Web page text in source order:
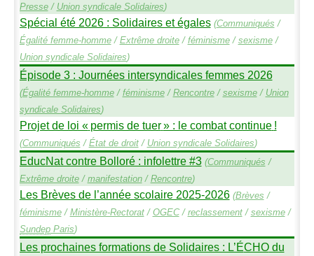
Presse/ Union syndicale Solidaires)
Spécial été 2026 : Solidaires et égales (Communiqués /
Égalité femme-homme/ Extrême droite/ féminisme/ sexisme/
Union syndicale Solidaires)
Épisode 3 : Journées intersyndicales femmes 2026
(Égalité femme-homme/ féminisme/ Rencontre/ sexisme/ Union
syndicale Solidaires)
Projet de loi « permis de tuer» : le combat continue !
(Communiqués / État de droit/ Union syndicale Solidaires)
EducNat contre Bolloré : infolettre #3 (Communiqués /
Extrême droite/ manifestation/ Rencontre)
Les Brèves de l’année scolaire 2025-2026 (Brèves /
féminisme/ Ministère-Rectorat/ OGEC/ reclassement/ sexisme/
SundepParis)
Les prochaines formations de Solidaires : L’ÉCHOdu